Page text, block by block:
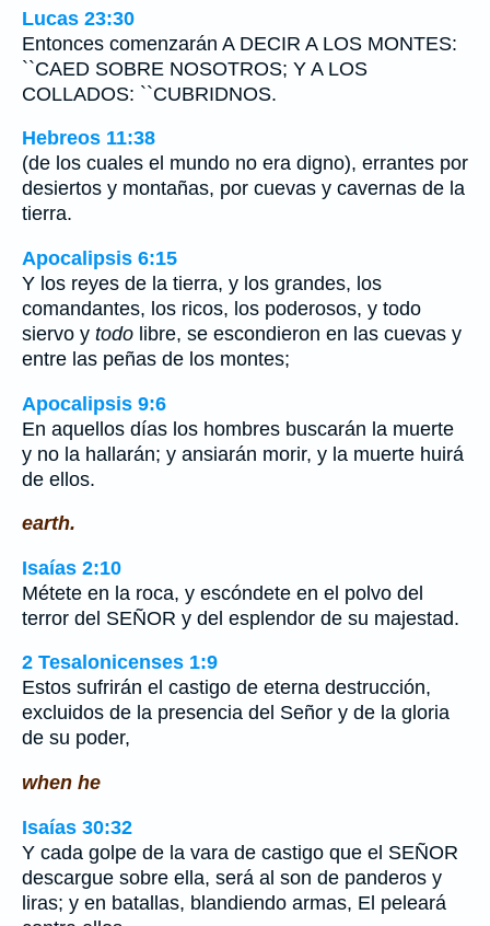
Lucas 23:30
Entonces comenzarán A DECIR A LOS MONTES:
``CAED SOBRE NOSOTROS; Y A LOS
COLLADOS: ``CUBRIDNOS.
Hebreos 11:38
(de los cuales el mundo no era digno), errantes por
desiertos y montañas, por cuevas y cavernas de la
tierra.
Apocalipsis 6:15
Y los reyes de la tierra, y los grandes, los
comandantes, los ricos, los poderosos, y todo
siervo y todo libre, se escondieron en las cuevas y
entre las peñas de los montes;
Apocalipsis 9:6
En aquellos días los hombres buscarán la muerte
y no la hallarán; y ansiarán morir, y la muerte huirá
de ellos.
earth.
Isaías 2:10
Métete en la roca, y escóndete en el polvo del
terror del SEÑOR y del esplendor de su majestad.
2 Tesalonicenses 1:9
Estos sufrirán el castigo de eterna destrucción,
excluidos de la presencia del Señor y de la gloria
de su poder,
when he
Isaías 30:32
Y cada golpe de la vara de castigo que el SEÑOR
descargue sobre ella, será al son de panderos y
liras; y en batallas, blandiendo armas, El peleará